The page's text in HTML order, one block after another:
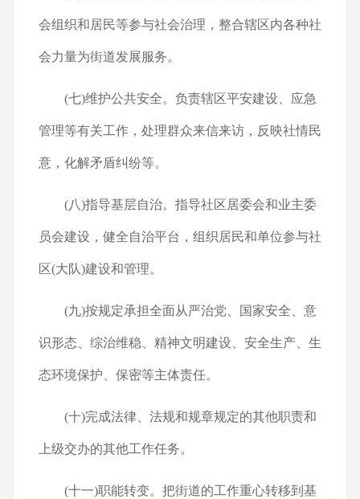
会组织和居民等参与社会治理，整合辖区内各种社
会力量为街道发展服务。
(七)维护公共安全。负责辖区平安建设、应急
管理等有关工作，处理群众来信来访，反映社情民
意，化解矛盾纠纷等。
(八)指导基层自治。指导社区居委会和业主委
员会建设，健全自治平台，组织居民和单位参与社
区(大队)建设和管理。
(九)按规定承担全面从严治党、国家安全、意
识形态、综治维稳、精神文明建设、安全生产、生
态环境保护、保密等主体责任。
(十)完成法律、法规和规章规定的其他职责和
上级交办的其他工作任务。
(十一)职能转变。把街道的工作重心转移到基